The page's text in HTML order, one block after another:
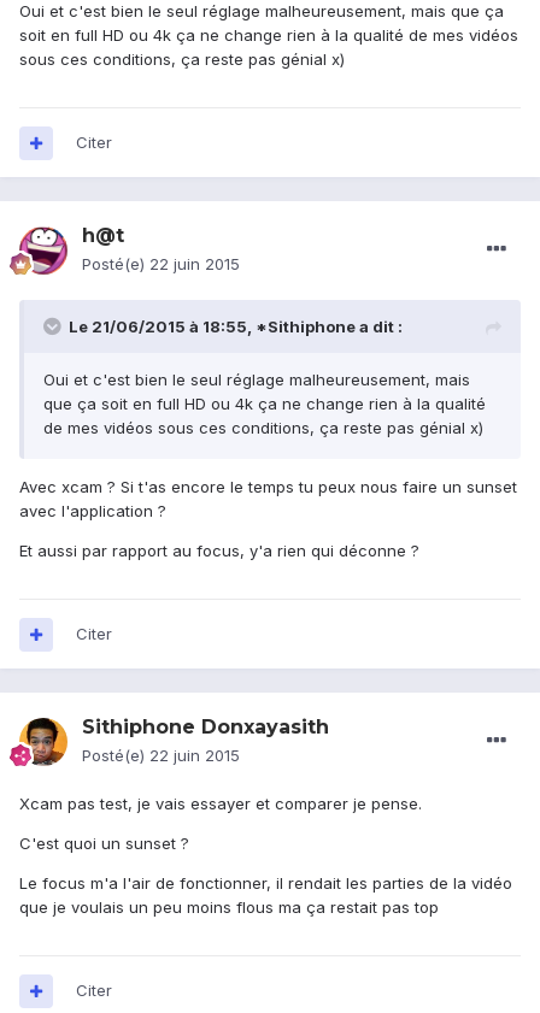
Oui et c'est bien le seul réglage malheureusement, mais que ça
soit en full HD ou 4k ça ne change rien à la qualité de mes vidéos
sous ces conditions, ça reste pas génial x)
Citer
h@t
Posté(e) 22 juin 2015
Le 21/06/2015 à 18:55, *Sithiphone a dit :
Oui et c'est bien le seul réglage malheureusement, mais
que ça soit en full HD ou 4k ça ne change rien à la qualité
de mes vidéos sous ces conditions, ça reste pas génial x)
Avec xcam ? Si t'as encore le temps tu peux nous faire un sunset
avec l'application ?
Et aussi par rapport au focus, y'a rien qui déconne ?
Citer
Sithiphone Donxayasith
Posté(e) 22 juin 2015
Xcam pas test, je vais essayer et comparer je pense.
C'est quoi un sunset ?
Le focus m'a l'air de fonctionner, il rendait les parties de la vidéo
que je voulais un peu moins flous ma ça restait pas top
Citer